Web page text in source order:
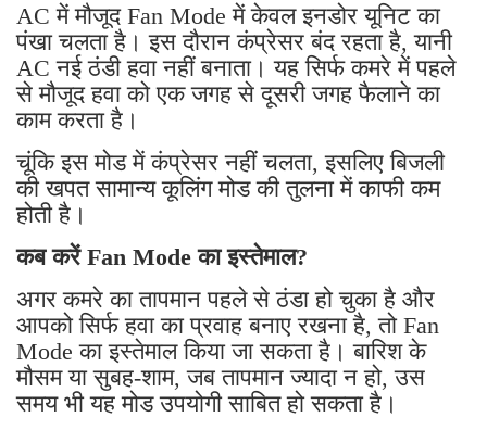
AC में मौजूद Fan Mode में केवल इनडोर यूनिट का
पंखा चलता है। इस दौरान कंप्रेसर बंद रहता है, यानी
AC नई ठंडी हवा नहीं बनाता। यह सिर्फ कमरे में पहले
से मौजूद हवा को एक जगह से दूसरी जगह फैलाने का
काम करता है।
चूंकि इस मोड में कंप्रेसर नहीं चलता, इसलिए बिजली
की खपत सामान्य कूलिंग मोड की तुलना में काफी कम
होती है।
कब करें Fan Mode का इस्तेमाल?
अगर कमरे का तापमान पहले से ठंडा हो चुका है और
आपको सिर्फ हवा का प्रवाह बनाए रखना है, तो Fan
Mode का इस्तेमाल किया जा सकता है। बारिश के
मौसम या सुबह-शाम, जब तापमान ज्यादा न हो, उस
समय भी यह मोड उपयोगी साबित हो सकता है।